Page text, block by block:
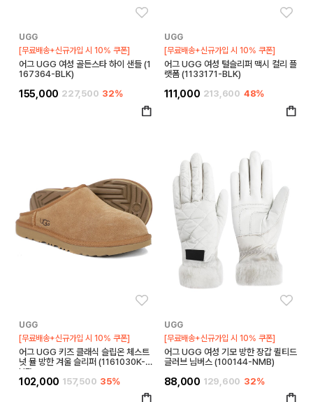
UGG
[무료배송+신규가입 시 10% 쿠폰]
어그 UGG 여성 골든스타 하이 샌들 (1
167364-BLK)
155,000 227,500 32%
UGG
[무료배송+신규가입 시 10% 쿠폰]
어그 UGG 여성 털슬리퍼 맥시 컬리 플
랫폼 (1133171-BLK)
111,000 213,600 48%
UGG
[무료배송+신규가입 시 10% 쿠폰]
어그 UGG 키즈 클래식 슬립온 체스트
넛 뮬 방한 겨울 슬리퍼 (1161030K-C
HE)
102,000 157,500 35%
UGG
[무료배송+신규가입 시 10% 쿠폰]
어그 UGG 여성 기모 방한 장갑 퀼티드
글러브 님버스 (100144-NMB)
88,000 129,600 32%